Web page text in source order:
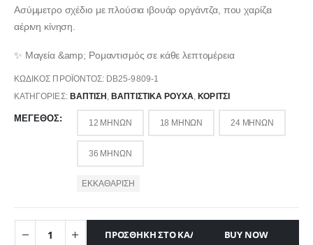
Ασύμμετρο σχέδιο με πλούσια ιβουάρ οργάντζα, που χαρίζει
αέρινη κίνηση.
✨ Μαγεία &amp; Ρομαντισμός σε κάθε λεπτομέρεια
ΚΩΔΙΚΌΣ ΠΡΟΪΌΝΤΟΣ: DB25-9809-1
ΚΑΤΗΓΟΡΊΕΣ: ΒΑΠΤΙΣΗ ,ΒΑΠΤΙΣΤΙΚΆ ΡΟΎΧΑ ,ΚΟΡΊΤΣΙ
ΜΈΓΕΘΟΣ 12 ΜΗΝΏΝ 18 ΜΗΝΏΝ 24 ΜΗΝΏΝ
36 ΜΗΝΏΝ
ΕΚΚΑΘΆΡΙΣΗ
ΠΡΟΣΘΉΚΗ ΣΤΟ ΚΑΛΆΘΙ BUY NOW